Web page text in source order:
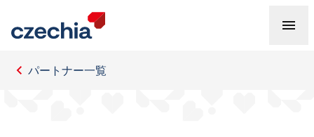
パートナー一覧